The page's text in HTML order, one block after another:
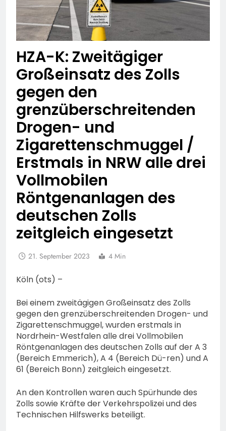
HZA-K: Zweitägiger
Großeinsatz des Zolls
gegen den
grenzüberschreitenden
Drogen- und
Zigarettenschmuggel /
Erstmals in NRW alle drei
Vollmobilen
Röntgenanlagen des
deutschen Zolls
zeitgleich eingesetzt
21. September 2023 4 Min
Köln (ots) –
Bei einem zweitägigen Großeinsatz des Zolls
gegen den grenzüberschreitenden Drogen- und
Zigarettenschmuggel, wurden erstmals in
Nordrhein-Westfalen alle drei Vollmobilen
Röntgenanlagen des deutschen Zolls auf der A 3
(Bereich Emmerich), A 4 (Bereich Dü-ren) und A
61 (Bereich Bonn) zeitgleich eingesetzt.
An den Kontrollen waren auch Spürhunde des
Zolls sowie Kräfte der Verkehrspolizei und des
Technischen Hilfswerks beteiligt.